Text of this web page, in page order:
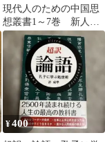
現代人のための中国思
想叢書1～7巻 新人物
往来社 8巻は無し！
★蔵書印切取有
¥400